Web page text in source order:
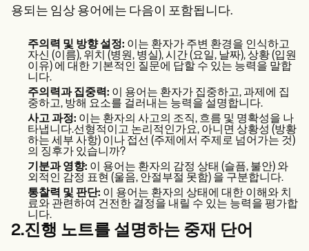
용되는 임상 용어에는 다음이 포함됩니다.
주의력 및 방향 설정: 이는 환자가 주변 환경을 인식하고
자신 (이름), 위치 (병원, 병실), 시간 (요일, 날짜), 상황 (입원
이유) 에 대한 기본적인 질문에 답할 수 있는 능력을 말합
니다.
주의력과 집중력: 이 용어는 환자가 집중하고, 과제에 집
중하고, 방해 요소를 걸러내는 능력을 설명합니다.
사고 과정: 이는 환자의 사고의 조직, 흐름 및 명확성을 나
타냅니다.선형적이고 논리적인가요, 아니면 상황성 (방황
하는 세부 사항) 이나 접선 (주제에서 주제로 넘어가는 것)
의 징후가 있습니까?
기분과 영향: 이 용어는 환자의 감정 상태 (슬픔, 불안) 와
외적인 감정 표현 (울음, 안절부절 못함) 을 구분합니다.
통찰력 및 판단: 이 용어는 환자의 상태에 대한 이해와 치
료와 관련하여 건전한 결정을 내릴 수 있는 능력을 평가합
니다.
2.진행 노트를 설명하는 중재 단어